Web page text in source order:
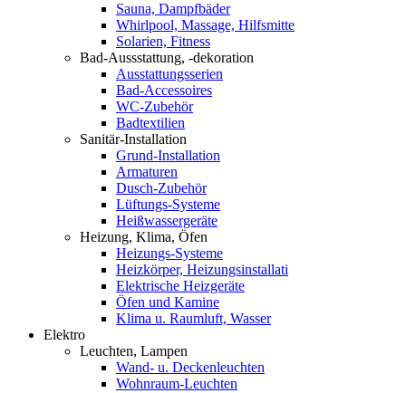
Sauna, Dampfbäder
Whirlpool, Massage, Hilfsmitte
Solarien, Fitness
Bad-Aussstattung, -dekoration
Ausstattungsserien
Bad-Accessoires
WC-Zubehör
Badtextilien
Sanitär-Installation
Grund-Installation
Armaturen
Dusch-Zubehör
Lüftungs-Systeme
Heißwassergeräte
Heizung, Klima, Öfen
Heizungs-Systeme
Heizkörper, Heizungsinstallati
Elektrische Heizgeräte
Öfen und Kamine
Klima u. Raumluft, Wasser
Elektro
Leuchten, Lampen
Wand- u. Deckenleuchten
Wohnraum-Leuchten